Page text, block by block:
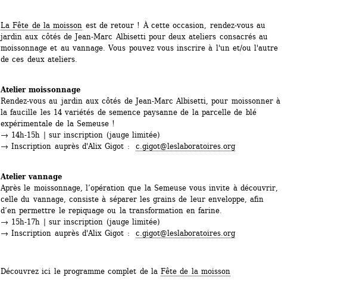
La Fête de la moisson est de retour ! À cette occasion, rendez-vous au
jardin aux côtés de Jean-Marc Albisetti pour deux ateliers consacrés au
moissonnage et au vannage. Vous pouvez vous inscrire à l'un et/ou l'autre
de ces deux ateliers.
Atelier moissonnage
Rendez-vous au jardin aux côtés de Jean-Marc Albisetti, pour moissonner à
la faucille les 14 variétés de semence paysanne de la parcelle de blé
expérimentale de la Semeuse !
→ 14h-15h | sur inscription (jauge limitée)
→ Inscription auprès d'Alix Gigot : c.gigot@leslaboratoires.org
Atelier vannage
Après le moissonnage, l’opération que la Semeuse vous invite à découvrir,
celle du vannage, consiste à séparer les grains de leur enveloppe, afin
d’en permettre le repiquage ou la transformation en farine.
→ 15h-17h | sur inscription (jauge limitée)
→ Inscription auprès d'Alix Gigot : c.gigot@leslaboratoires.org
Découvrez ici le programme complet de la Fête de la moisson